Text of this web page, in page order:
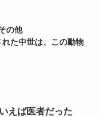
の他
た中世は、この動物
えば医者だった